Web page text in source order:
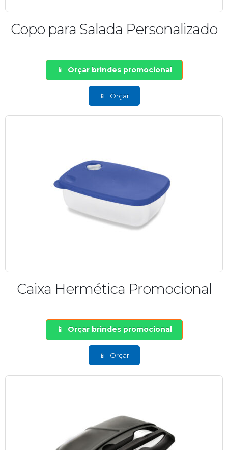
Copo para Salada Personalizado
Orçar brindes promocional
Orçar
Caixa Hermética Promocional
Orçar brindes promocional
Orçar